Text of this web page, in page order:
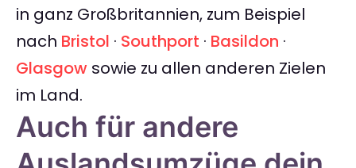
in ganz Großbritannien, zum Beispiel
nach Bristol · Southport · Basildon ·
Glasgow sowie zu allen anderen Zielen
im Land.
Auch für andere